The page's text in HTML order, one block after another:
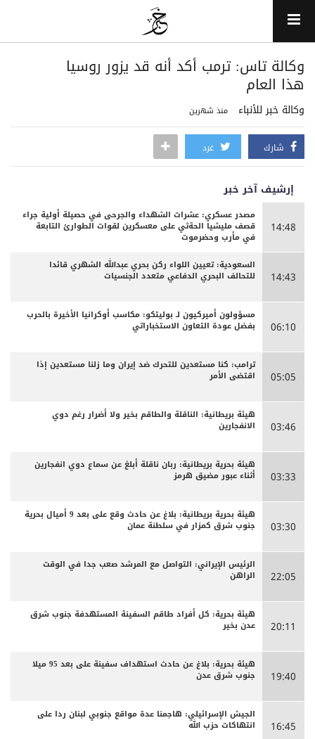
وكالة تاس: ترمب أكد أنه قد يزور روسيا
هذا العام
وكالة خبر للأنباء منذ شهرين
شارك غرد
إرشيف آخر خبر
14:48
مصدر عسكري: عشرات الشهداء والجرحى ‏في حصيلة أولية جراء
قصف مليشيا الحةثي على معسكرين لقوات الطوارئ التابعة
في مأرب وحضرموت
14:43
السعودية: تعيين اللواء ركن بحري عبدالله الشهري قائدا
للتحالف البحري الدفاعي متعدد الجنسيات
06:10
مسؤولون أميركيون لـ بوليتكو: مكاسب أوكرانيا الأخيرة بالحرب
بفضل عودة التعاون الاستخباراتي
05:05
ترامب: كنا مستعدين للتحرك ضد إيران وما زلنا مستعدين إذا
اقتضى الأمر
03:46
هيئة بريطانية: الناقلة والطاقم بخير ولا أضرار رغم دوي
الانفجارين
03:33
هيئة بحرية بريطانية: ربان ناقلة أبلغ عن سماع دوي انفجارين
أثناء عبور مضيق هرمز
03:30
هيئة بحرية بريطانية: بلاغ عن حادث وقع على بعد 9 أميال بحرية
جنوب شرق كمزار في سلطنة عمان
22:05
الرئيس الإيراني: التواصل مع المرشد صعب جدا في الوقت
الراهن
20:11
هيئة بحرية: كل أفراد طاقم السفينة المستهدفة جنوب شرق
عدن بخير
19:40
هيئة بحرية: بلاغ عن حادث استهداف سفينة على بعد 95 ميلا
جنوب شرق عدن
16:45
الجيش الإسرائيلي: هاجمنا عدة مواقع جنوبي لبنان ردا على
انتهاكات حزب الله